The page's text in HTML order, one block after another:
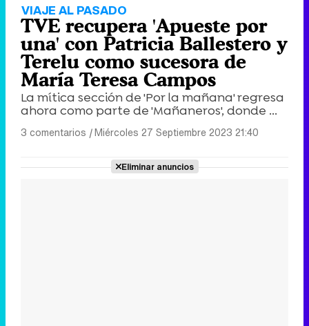
VIAJE AL PASADO
TVE recupera 'Apueste por
una' con Patricia Ballestero y
Terelu como sucesora de
María Teresa Campos
La mítica sección de 'Por la mañana' regresa
ahora como parte de 'Mañaneros', donde ...
3 comentarios |Miércoles 27 Septiembre 2023 21:40
Eliminar anuncios